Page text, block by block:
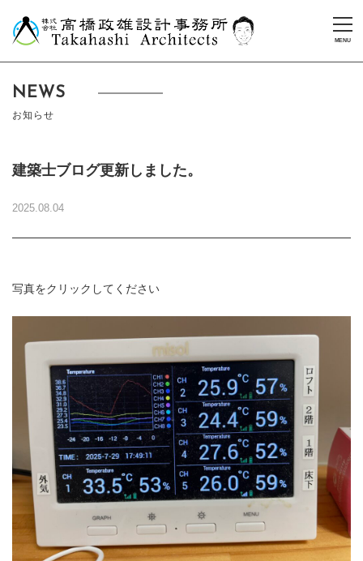
NEWS
お知らせ
建築士ブログ更新しました。
2025.08.04
写真をクリックしてください